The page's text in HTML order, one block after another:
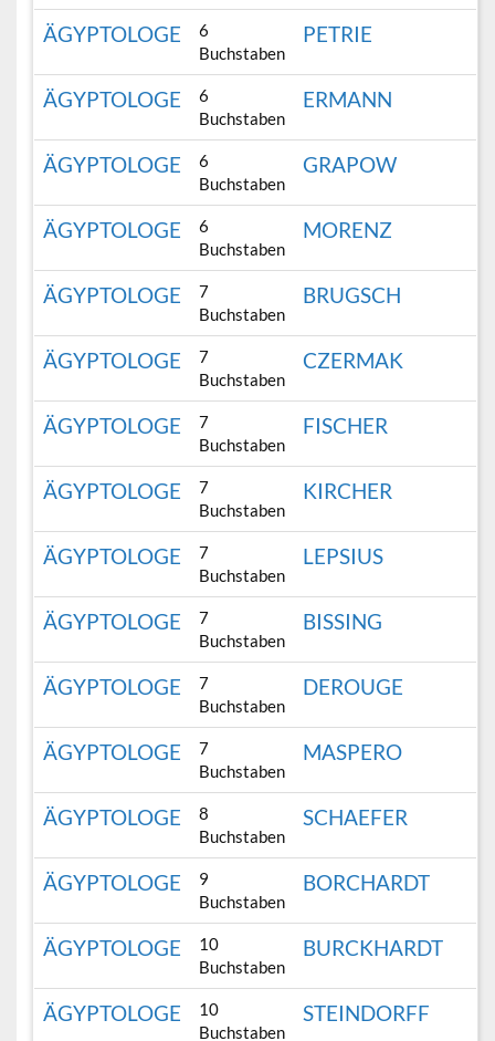
ÄGYPTOLOGE
6
Buchstaben
PETRIE
ÄGYPTOLOGE
6
Buchstaben
ERMANN
ÄGYPTOLOGE
6
Buchstaben
GRAPOW
ÄGYPTOLOGE
6
Buchstaben
MORENZ
ÄGYPTOLOGE
7
Buchstaben
BRUGSCH
ÄGYPTOLOGE
7
Buchstaben
CZERMAK
ÄGYPTOLOGE
7
Buchstaben
FISCHER
ÄGYPTOLOGE
7
Buchstaben
KIRCHER
ÄGYPTOLOGE
7
Buchstaben
LEPSIUS
ÄGYPTOLOGE
7
Buchstaben
BISSING
ÄGYPTOLOGE
7
Buchstaben
DEROUGE
ÄGYPTOLOGE
7
Buchstaben
MASPERO
ÄGYPTOLOGE
8
Buchstaben
SCHAEFER
ÄGYPTOLOGE
9
Buchstaben
BORCHARDT
ÄGYPTOLOGE
10
Buchstaben
BURCKHARDT
ÄGYPTOLOGE
10
Buchstaben
STEINDORFF